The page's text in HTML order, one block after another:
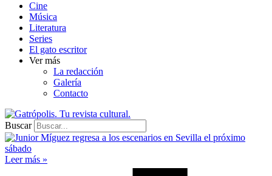
Cine
Música
Literatura
Series
El gato escritor
Ver más
La redacción
Galería
Contacto
Buscar
Leer más »